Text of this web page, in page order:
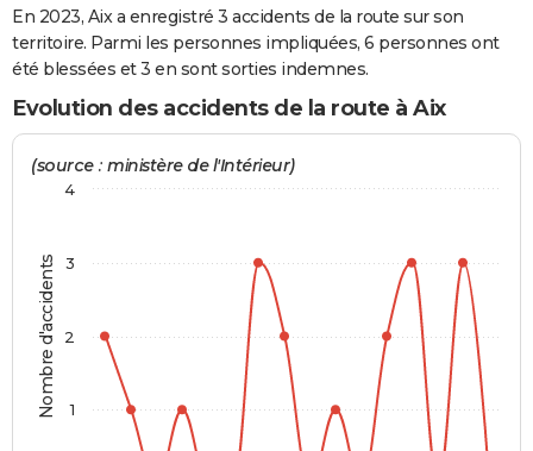
Destinations
City break
Voyage nature
Voyage de noces
Forum
Climat
+
GUIDES D'ACHAT
CARTE DE VOEUX
Dictionnaire
Biographies
Citations
Expressions
Proverbes
PROGRAMME TV
COPAINS D'AVANT
S'inscrire
Se connecter
Lycées
Collèges
Primaires
Universités
Entreprises
Service militaire
Avis de recherche
AVIS DE DÉCÈS
FORUM
En 2023, Aix a enregistré 3 accidents de la route sur son
territoire. Parmi les personnes impliquées, 6 personnes ont
été blessées et 3 en sont sorties indemnes.
Evolution des accidents de la route à Aix
Nombre d'accidents
(source : ministère de l'Intérieur)
1
2
3
4